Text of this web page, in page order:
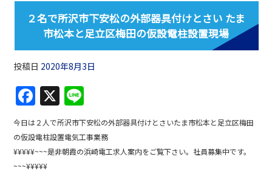
o
k
２名で所沢市下安松の外部器具付けとさい たま
市松本と足立区梅田の仮設電柱設置現場
投稿日 2020年8月3日
F
a
c
e
b
X
n
e
今日は２人で所沢市下安松の外部器具付けとさいたま市松本と足立区梅田
の仮設電柱設置電気工事業務
¥¥¥¥¥~~~是非朝霞の浜崎電工求人案内をご覧下さい。社員募集中です。
~~~¥¥¥¥¥